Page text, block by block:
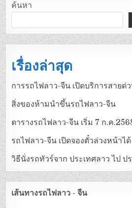
ค้นหา
เรื่องล่าสุด
การรถไฟลาว-จีน เปิดบริการสายด่
สิ่งของห้ามนำขึ้นรถไฟลาว-จีน
ตารางรถไฟลาว-จีน เริ่ม 7 ก.ค
รถไฟลาว-จีน เปิดจองตั๋วล่วงหน้าไ
วิธีนั่งรถทัวร์จาก ประเทศลาว ไป ป
เส้นทางรถไฟลาว - จีน